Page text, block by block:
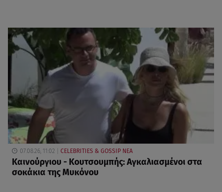
07.08.26, 11:02 CELEBRITIES & GOSSIP ΝΕΑ
Καινούργιου - Κουτσουμπής: Αγκαλιασμένοι στα
σοκάκια της Μυκόνου